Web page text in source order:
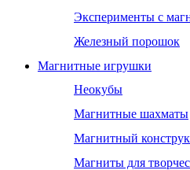
Эксперименты с
Железный порошок
Магнитные игрушки
Неокубы
Магнитные шахматы
Магнитный
Магниты для